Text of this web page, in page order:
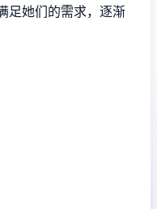
足她们的需求，逐渐